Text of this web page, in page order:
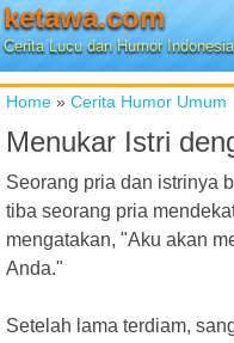
ketawa.com
Cerita Lucu dan Humor Indonesia
Home » Cerita Humor Umum
Menukar Istri
Seorang pria dan istrinya
tiba seorang pria
mengatakan, "Aku akan
Anda."
Setelah lama terdiam,